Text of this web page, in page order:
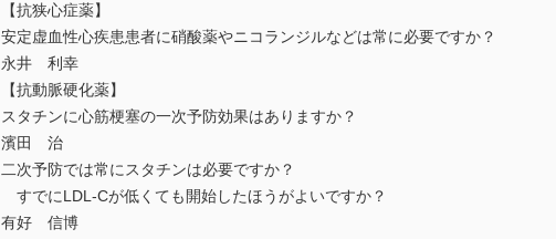
【抗狭心症薬】
安定虚血性心疾患患者に硝酸薬やニコランジルなどは常に必要ですか？
永井 利幸
【抗動脈硬化薬】
スタチンに心筋梗塞の一次予防効果はありますか？
濱田 治
二次予防では常にスタチンは必要ですか？
すでにLDL-Cが低くても開始したほうがよいですか？
有好 信博